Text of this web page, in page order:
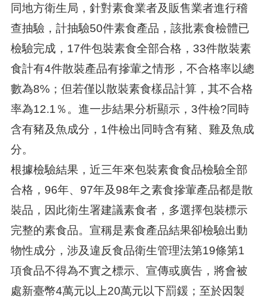
同地方衛生局，針對素食業者及販售業者進行稽
查抽驗，計抽驗50件素食產品，該批素食檢體已
檢驗完成，17件包裝素食全部合格，33件散裝素
食計有4件散裝產品有摻葷之情形，不合格率以總
數為8%；但若僅以散裝素食樣品計算，其不合格
率為12.1％。進一步結果分析顯示，3件檢?同時
含有豬及魚成分，1件檢出同時含有豬、雞及魚成
分。
根據檢驗結果，近三年來包裝素食食品檢驗全部
合格，96年、97年及98年之素食摻葷產品都是散
裝品，因此衛生署建議素食者，多選擇包裝標示
完整的素食品。宣稱是素食產品結果卻檢驗出動
物性成分，涉及違反食品衛生管理法第19條第1
項食品不得為不實之標示、宣傳或廣告，將會被
處新臺幣4萬元以上20萬元以下罰鍰；至於因製